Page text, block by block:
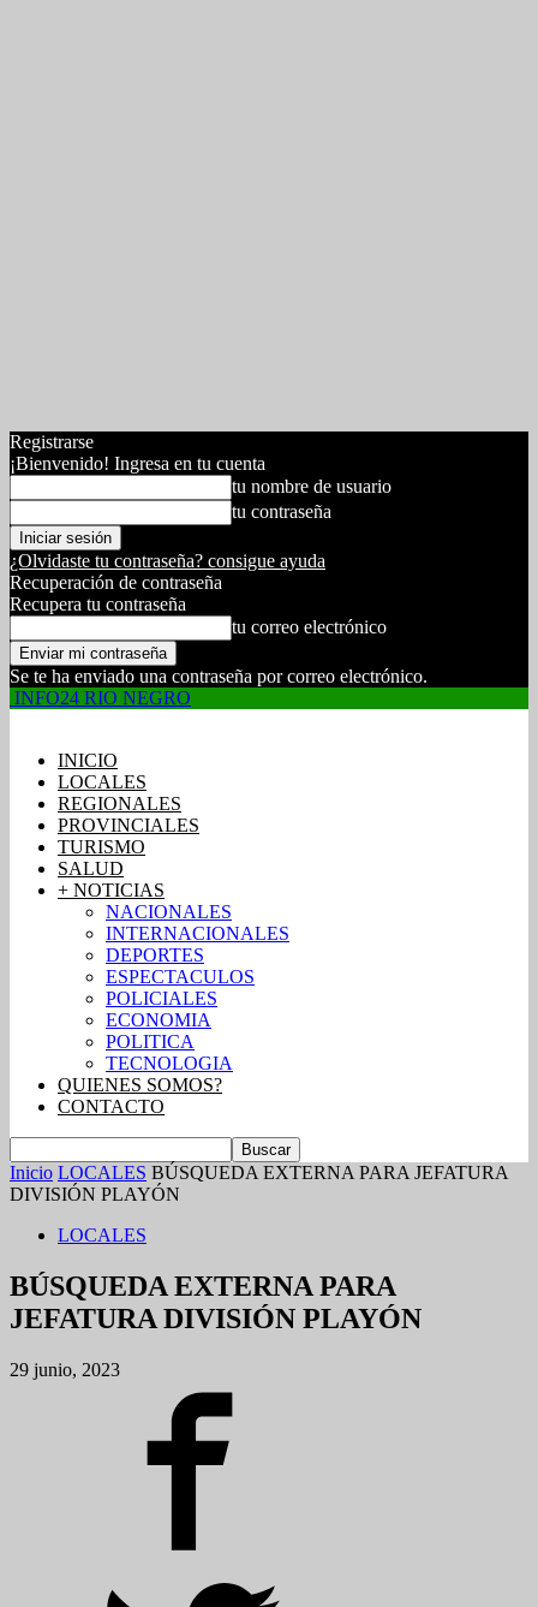
Registrarse
¡Bienvenido! Ingresa en tu cuenta
tu nombre de usuario
tu contraseña
¿Olvidaste tu contraseña? consigue ayuda
Recuperación de contraseña
Recupera tu contraseña
tu correo electrónico
Se te ha enviado una contraseña por correo electrónico.
INFO24 RIO NEGRO
INICIO
LOCALES
REGIONALES
PROVINCIALES
TURISMO
SALUD
+ NOTICIAS
NACIONALES
INTERNACIONALES
DEPORTES
ESPECTACULOS
POLICIALES
ECONOMIA
POLITICA
TECNOLOGIA
QUIENES SOMOS?
CONTACTO
Inicio LOCALES BÚSQUEDA EXTERNA PARA JEFATURA
DIVISIÓN PLAYÓN
LOCALES
BÚSQUEDA EXTERNA PARA
JEFATURA DIVISIÓN PLAYÓN
29 junio, 2023